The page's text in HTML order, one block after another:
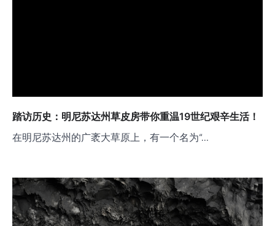
踏访历史：明尼苏达州草皮房带你重温19世纪艰辛生活！
在明尼苏达州的广袤大草原上，有一个名为“…